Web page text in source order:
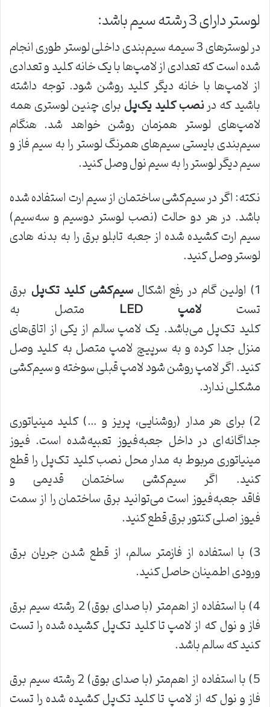
لوستر دارای 3 رشته سیم باشد:
در لوستر‌های 3 سیمه سیم‌بندی داخلی لوستر طوری انجام
شده است که تعدادی از لامپ‌ها با یک خانه کلید و تعدادی
از لامپ‌ها با خانه دیگر کلید روشن شود. توجه داشته
باشید که درنصب کلید یکپلبرای چنین لوستری همه
لامپ‌های لوستر همزمان روشن خواهد شد. هنگام
سیم‌بندی بایستی سیم‌های همرنگ لوستر را به سیم فاز و
سیم دیگر لوستر را به سیم نول وصل کنید.
نکته: اگر در سیم‌کشی ساختمان از سیم ارت استفاده شده
باشد. در هر دو حالت (نصب لوستر دوسیم و سه‌سیم)
سیم ارت کشیده شده از جعبه تابلو برق را به بدنه هادی
لوستر وصل کنید.
1) اولین گام در رفع اشکال
سیمکشی کلید تکپل برق
تستلامپ
متصل به
کلید تک‌پل می‌باشد. یک لامپ سالم از یکی از اتاق‌های
منزل جدا کرده و به سرپیچ لامپ متصل به کلید وصل
کنید. اگر لامپ روشن شود لامپ قبلی سوخته و سیم‌کشی
مشکلی ندارد.
2) برای هر مدار (روشنایی، پریز و …) کلید مینیاتوری
جداگانه‌ای در داخل جعبه‌فیوز تعبیه‌شده است. فیوز
مینیاتوری مربوط به مدار محل نصب کلید تک‌پل را قطع
کنید. اگر سیم‌کشی ساختمان قدیمی و
فاقد جعبه‌فیوز است می‌توانید برق ساختمان را از سمت
فیوز اصلی کنتور برق قطع کنید.
3) با استفاده از فازمتر سالم، از قطع شدن جریان برق
ورودی اطمینان حاصل کنید.
4) با استفاده از اهم‌متر (با صدای بوق) 2 رشته سیم برق
فاز و نول که از لامپ تا کلید تک‌پل کشیده شده را تست
کنید که سالم باشد.
5) با استفاده از اهم‌متر (با صدای بوق) 2 رشته سیم برق
فاز و نول که از لامپ تا کلید تک‌پل کشیده شده را تست